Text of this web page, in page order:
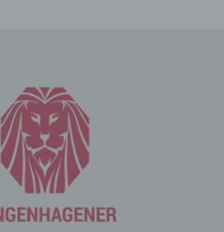
Verantwortlichen und für
und gespeichert. Der für die
kann die Weitergabe an
Auftragsverarbeiter, beispielsweise
veranlassen, der die
Daten ebenfalls ausschließlich für
ist, nutzt.